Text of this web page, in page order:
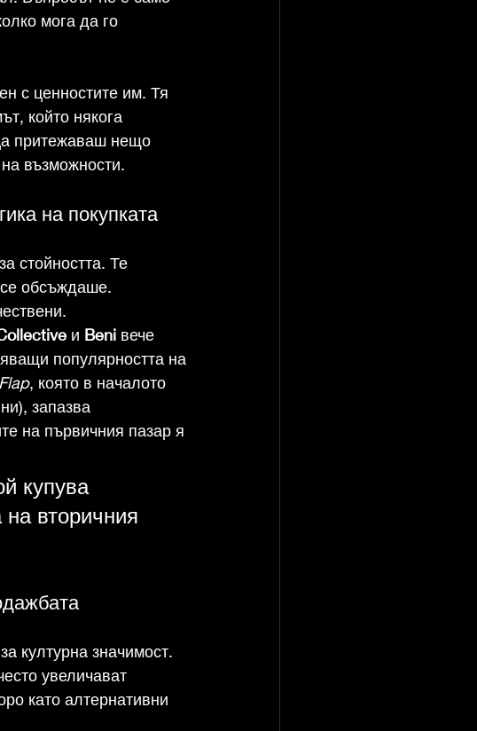
мога да го
с ценностите им. Тя
който някога
притежаваш нещо
възможности.
на покупката
стойността. Те
обсъждаше.
и Beni вече
популярността на
, която в началото
запазва
на първичния пазар я
купува
вторичния
културна значимост.
увеличават
като алтернативни